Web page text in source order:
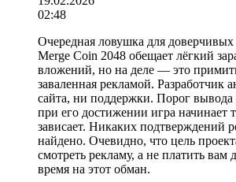
02:48
Очередная ловушка для доверчивых
Merge Coin 2048 обещает лёгкий
вложений, но на деле — это
заваленная рекламой. Разработчик
сайта, ни поддержки. Порог вывода
при его достижении игра начинает
зависает. Никаких подтверждений
найдено. Очевидно, что цель
смотреть рекламу, а не платить вам
время на этот обман.